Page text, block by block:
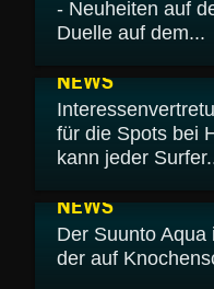
- Neuheiten auf
Duelle auf dem...
NEWS
für die Spots bei
kann jeder
NEWS
Der Suunto
der auf